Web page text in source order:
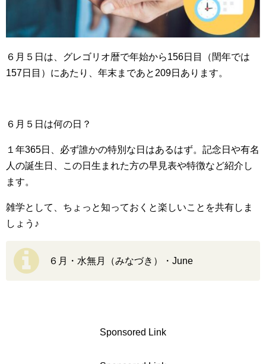
６月５日は、グレゴリオ暦で年始から156日目（閏年では
157日目）にあたり、年末まであと209日あります。
６月５日は何の日？
１年365日、必ず誰かの特別な日はあるはず。記念日や有名
人の誕生日、この日生まれた方の早見表や特徴など紹介し
ます。
雑学として、ちょっと知っておくと楽しいことを共有しま
しょう♪
６月・水無月（みなづき）・June
Sponsored Link